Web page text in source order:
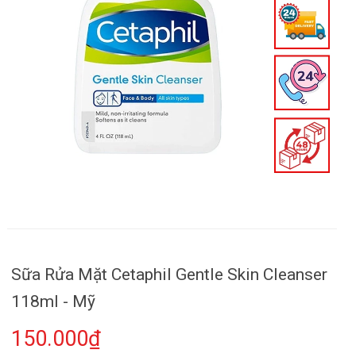
Sữa Rửa Mặt Cetaphil Gentle Skin Cleanser
118ml - Mỹ
150.000₫